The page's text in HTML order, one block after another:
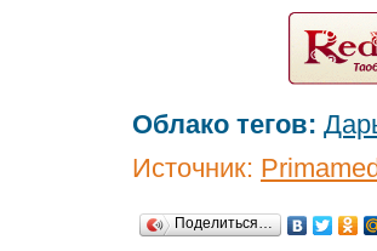
Облако тегов:
Источник:
Поделиться…